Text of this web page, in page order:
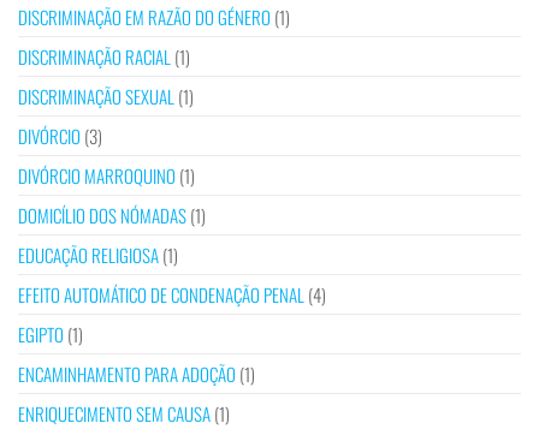
DISCRIMINAÇÃO EM RAZÃO DO GÉNERO (1)
DISCRIMINAÇÃO RACIAL (1)
DISCRIMINAÇÃO SEXUAL (1)
DIVÓRCIO (3)
DIVÓRCIO MARROQUINO (1)
DOMICÍLIO DOS NÓMADAS(1)
EDUCAÇÃO RELIGIOSA(1)
EFEITO AUTOMÁTICO DE CONDENAÇÃO PENAL (4)
EGIPTO (1)
ENCAMINHAMENTO PARA ADOÇÃO (1)
ENRIQUECIMENTO SEM CAUSA(1)